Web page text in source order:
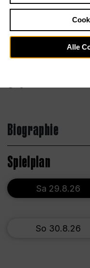
Biographie
Spielplan
Sa 29.8.26
So 30.8.26
Alle